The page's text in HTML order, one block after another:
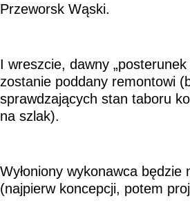
Przeworsk Wąski.
I wreszcie, dawny
zostanie poddany remontowi
sprawdzających stan taboru
na szlak).
Wyłoniony wykonawca będzie
(najpierw koncepcji, potem